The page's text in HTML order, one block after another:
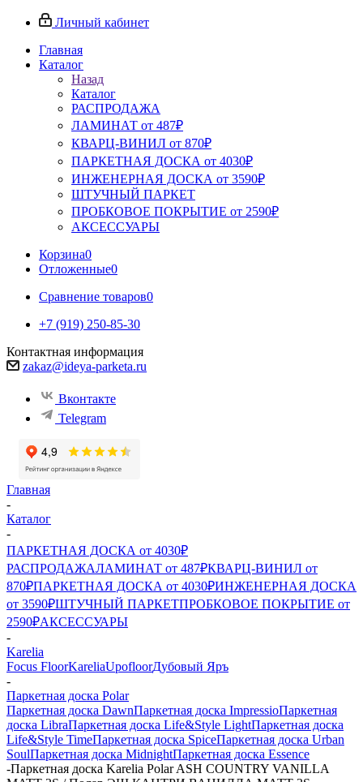
Личный кабинет
Главная
Каталог
Назад
Каталог
РАСПРОДАЖА
ЛАМИНАТ от 487₽
КВАРЦ-ВИНИЛ от 870₽
ПАРКЕТНАЯ ДОСКА от 4030₽
ИНЖЕНЕРНАЯ ДОСКА от 3590₽
ШТУЧНЫЙ ПАРКЕТ
ПРОБКОВОЕ ПОКРЫТИЕ от 2590₽
АКСЕССУАРЫ
Корзина0
Отложенные0
Сравнение товаров0
+7 (919) 250-85-30
Контактная информация
zakaz@ideya-parketa.ru
Вконтакте
Telegram
Главная
-
Каталог
-
ПАРКЕТНАЯ ДОСКА от 4030₽
РАСПРОДАЖАЛАМИНАТ от 487₽КВАРЦ-ВИНИЛ от
870₽ПАРКЕТНАЯ ДОСКА от 4030₽ИНЖЕНЕРНАЯ ДОСКА
от 3590₽ШТУЧНЫЙ ПАРКЕТПРОБКОВОЕ ПОКРЫТИЕ от
2590₽АКСЕССУАРЫ
-
Karelia
Focus FloorKareliaUpofloorДубовый Яръ
-
Паркетная доска Polar
Паркетная доска DawnПаркетная доска ImpressioПаркетная
доска LibraПаркетная доска Life&Style LightПаркетная доска
Life&Style TimeПаркетная доска SpiceПаркетная доска Urban
SoulПаркетная доска MidnightПаркетная доска Essence
-Паркетная доска Karelia Polar ASH COUNTRY VANILLA